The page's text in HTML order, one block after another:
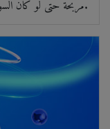
مربحة حتى لو كان السوق هبوطيًا.